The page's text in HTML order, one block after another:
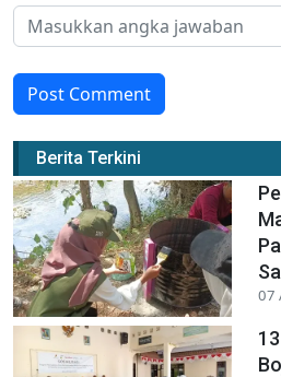
Post Comment
Berita Terkini
07